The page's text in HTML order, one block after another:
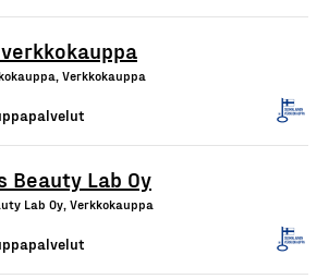
Verkkokauppa
Beauty Lab Oy
Lab Oy, Verkkokauppa